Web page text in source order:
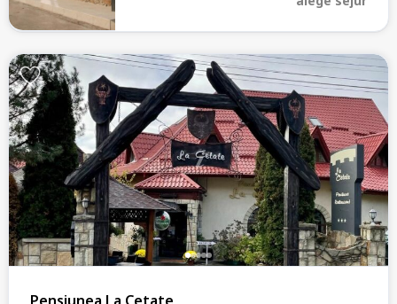
Pensiunea La Cetate